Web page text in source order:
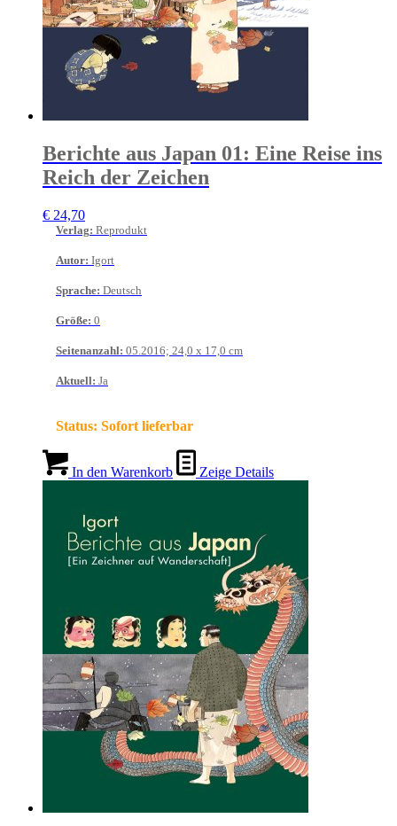
Berichte aus Japan 01: Eine Reise ins
Reich der Zeichen
€ 24,70
Verlag: Reprodukt
Autor: Igort
Sprache: Deutsch
Größe: 0
Seitenanzahl: 05.2016; 24,0 x 17,0 cm
Aktuell: Ja
Status: Sofort lieferbar
In den Warenkorb Zeige Details